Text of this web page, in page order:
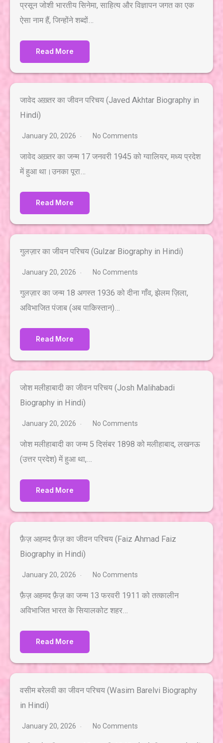
प्रसून जोशी भारतीय सिनेमा, साहित्य और विज्ञापन जगत का एक
ऐसा नाम हैं, जिन्होंने शब्दों…
Read More
जावेद अख़्तर का जीवन परिचय (Javed Akhtar Biography in
Hindi)
January 20, 2026 No Comments
जावेद अख़्तर का जन्म 17 जनवरी 1945 को ग्वालियर, मध्य प्रदेश
में हुआ था।उनका पूरा…
Read More
गुलज़ार का जीवन परिचय (Gulzar Biography in Hindi)
January 20, 2026 No Comments
गुलज़ार का जन्म 18 अगस्त 1936 को दीना गाँव, झेलम ज़िला,
अविभाजित पंजाब (अब पाकिस्तान)…
Read More
जोश मलीहाबादी का जीवन परिचय (Josh Malihabadi
Biography in Hindi)
January 20, 2026 No Comments
जोश मलीहाबादी का जन्म 5 दिसंबर 1898 को मलीहाबाद, लखनऊ
(उत्तर प्रदेश) में हुआ था,…
Read More
फ़ैज़ अहमद फ़ैज़ का जीवन परिचय (Faiz Ahmad Faiz
Biography in Hindi)
January 20, 2026 No Comments
फ़ैज़ अहमद फ़ैज़ का जन्म 13 फरवरी 1911 को तत्कालीन
अविभाजित भारत के सियालकोट शहर…
Read More
वसीम बरेलवी का जीवन परिचय (Wasim Barelvi Biography
in Hindi)
January 20, 2026 No Comments